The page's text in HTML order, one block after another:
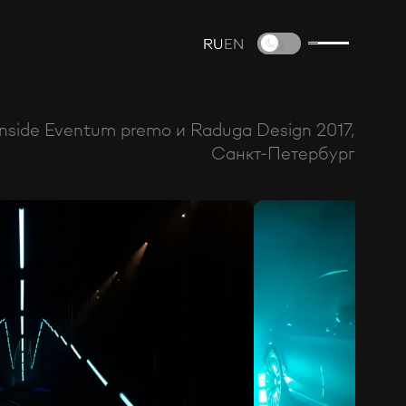
RUEN
RUEN
Eventum premo и Raduga Design 2017,
Санкт-Петербург